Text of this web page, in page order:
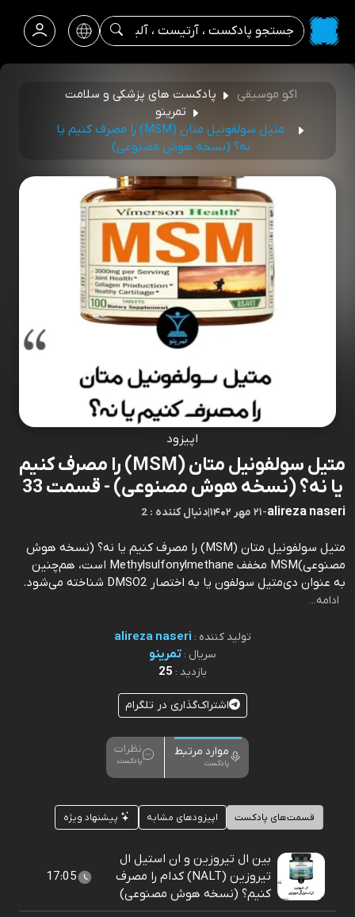
اکو موسیقی
پادکست های پزشکی و سلامت
تمرینو
متیل سولفونیل متان (MSM) را مصرف کنیم یا
نه؟ (نسخه هوش مصنوعی)
اپیزود
متیل سولفونیل متان (MSM) را مصرف کنیم
یا نه؟ (نسخه هوش مصنوعی) - قسمت 33
alireza naseri
-۲۱ مهر ۱۴۰۲ |2 : دنبال کننده
متیل سولفونیل متان (MSM) را مصرف کنیم یا نه؟ (نسخه هوش
مصنوعی)MSM مخفف Methylsulfonylmethane است، هم‌چنین
به عنوان دی‌متیل سولفون یا به اختصار DMSO2 شناخته می‌شود.⁠⁠⁠⁠⁠⁠⁠⁠⁠⁠⁠⁠⁠⁠⁠⁠⁠⁠⁠⁠⁠⁠⁠⁠⁠⁠⁠⁠⁠⁠⁠⁠⁠⁠⁠⁠⁠⁠⁠⁠⁠⁠⁠⁠⁠⁠⁠⁠⁠⁠⁠⁠⁠⁠⁠⁠⁠⁠⁠⁠⁠⁠⁠⁠⁠⁠⁠⁠⁠⁠⁠⁠⁠⁠⁠⁠⁠⁠⁠⁠⁠⁠⁠⁠⁠⁠⁠⁠⁠⁠⁠⁠⁠⁠⁠⁠⁠⁠⁠⁠⁠⁠⁠⁠⁠⁠⁠⁠⁠⁠⁠⁠⁠⁠⁠⁠⁠
ادامه...
تولید کننده : alireza naseri
سریال :تمرینو
بازدید : 25
اشتراک‌گذاری در تلگرام
موارد مرتبط
پادکست
نظرات
پادکست
قسمت‌های پادکست اپیزودهای مشابه پیشنهاد ویژه
بین ال تیروزین و ان استیل ال
تیروزین (NALT) کدام را مصرف
کنیم؟ (نسخه هوش مصنوعی)
17:05